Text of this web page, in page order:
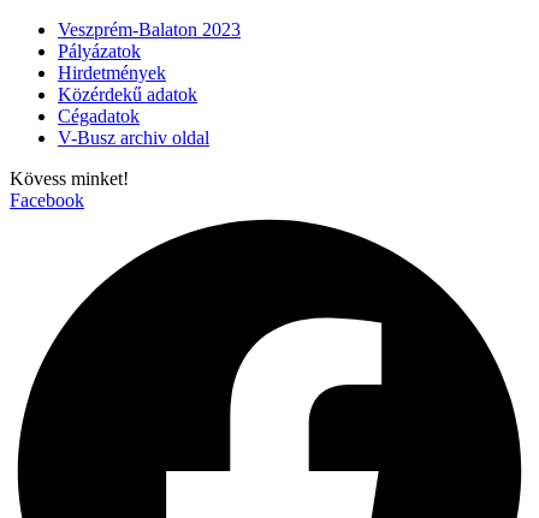
Veszprém-Balaton 2023
Pályázatok
Hirdetmények
Közérdekű adatok
Cégadatok
V-Busz archiv oldal
Kövess minket!
Facebook